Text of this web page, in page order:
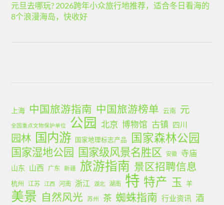
元旦去哪玩? 2026跨年小众旅行地推荐，适合冬日看海的
8个浪漫海岛，快收好
上海 中国旅游指南 中国旅游榜单 云南 元
全国重点文物保护单位 公园 北京 博物馆 古镇 四川
园林 国内游 国家地理标志产品 国家森林公园
国家湿地公园 国家级风景名胜区 安徽 寺庙
山东 山西 广东 新疆 旅游指南 景区招聘信息
杭州 江苏 江西 河南 浙江 湖北 湖南 特 特产 玉 羊
美景 自然风光 苏州 茶 蜘蛛指南 行业资讯 酒